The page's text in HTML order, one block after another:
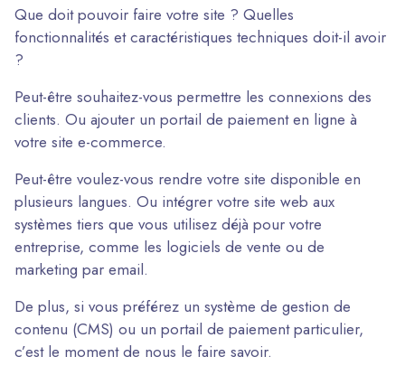
Que doit pouvoir faire votre site ? Quelles
fonctionnalités et caractéristiques techniques doit-il avoir
?
Peut-être souhaitez-vous permettre les connexions des
clients. Ou ajouter un portail de paiement en ligne à
votre site e-commerce.
Peut-être voulez-vous rendre votre site disponible en
plusieurs langues. Ou intégrer votre site web aux
systèmes tiers que vous utilisez déjà pour votre
entreprise, comme les logiciels de vente ou de
marketing par email.
De plus, si vous préférez un système de gestion de
contenu (CMS) ou un portail de paiement particulier,
c’est le moment de nous le faire savoir.